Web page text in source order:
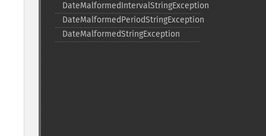
DateMalformedIntervalStringException
DateMalformedPeriodStringException
DateMalformedStringException